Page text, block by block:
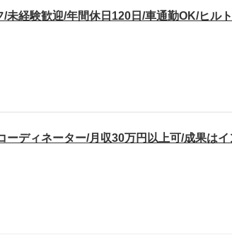
未経験歓迎/年間休日120日/車通勤OK/ヒル
ーディネーター/月収30万円以上可/成果はイ